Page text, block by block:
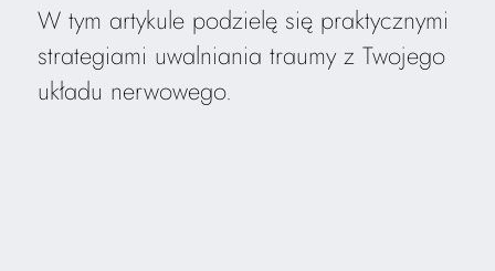
W tym artykule podzielę się praktycznymi
strategiami uwalniania traumy z Twojego
układu nerwowego.